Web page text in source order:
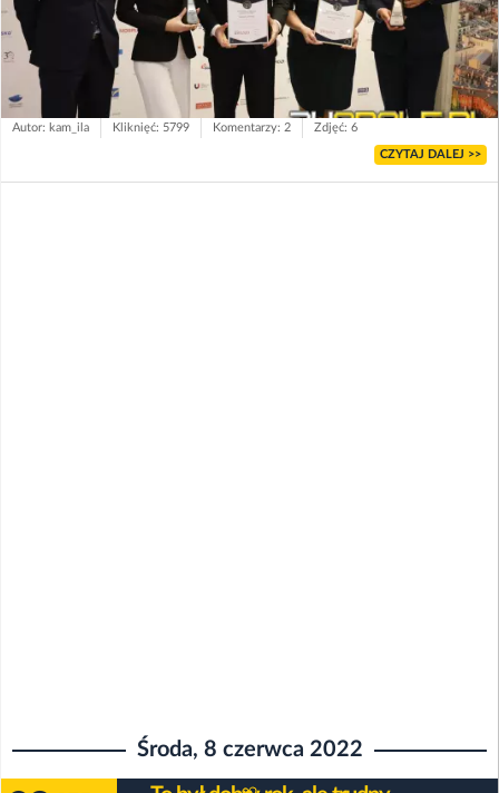
Autor: kam_ila Kliknięć: 5799 Komentarzy: 2 Zdjęć: 6
CZYTAJ DALEJ >>
Środa, 8 czerwca 2022